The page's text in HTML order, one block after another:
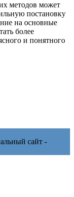
методов может
постановку
на основные
более
и понятного
сайт -